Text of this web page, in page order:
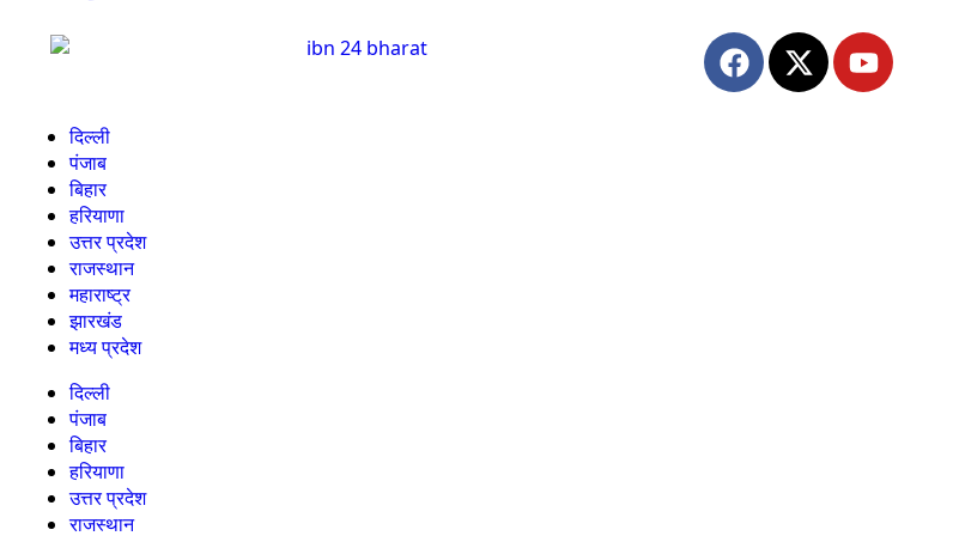
दिल्ली
पंजाब
बिहार
हरियाणा
उत्तर प्रदेश
राजस्थान
महाराष्ट्र
झारखंड
मध्य प्रदेश
दिल्ली
पंजाब
बिहार
हरियाणा
उत्तर प्रदेश
राजस्थान